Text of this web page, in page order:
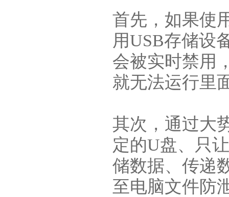
首先，如果使
用USB存储设
会被实时禁用
就无法运行里
其次，通过大
定的U盘、只
储数据、传递
至电脑文件防